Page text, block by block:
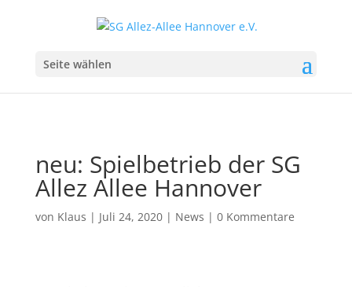
Seite wählen
neu: Spielbetrieb der SG
Allez Allee Hannover
von Klaus | Juli 24, 2020| News | 0 Kommentare